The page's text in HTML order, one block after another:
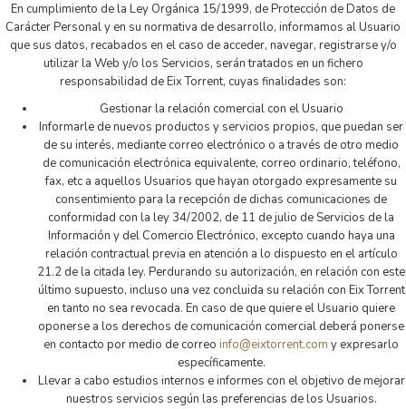
En cumplimiento de la Ley Orgánica 15/1999, de Protección de Datos de
Carácter Personal y en su normativa de desarrollo, informamos al Usuario
que sus datos, recabados en el caso de acceder, navegar, registrarse y/o
utilizar la Web y/o los Servicios, serán tratados en un fichero
responsabilidad de Eix Torrent, cuyas finalidades son:
Gestionar la relación comercial con el Usuario
Informarle de nuevos productos y servicios propios, que puedan ser
de su interés, mediante correo electrónico o a través de otro medio
de comunicación electrónica equivalente, correo ordinario, teléfono,
fax, etc a aquellos Usuarios que hayan otorgado expresamente su
consentimiento para la recepción de dichas comunicaciones de
conformidad con la ley 34/2002, de 11 de julio de Servicios de la
Información y del Comercio Electrónico, excepto cuando haya una
relación contractual previa en atención a lo dispuesto en el artículo
21.2 de la citada ley. Perdurando su autorización, en relación con este
último supuesto, incluso una vez concluida su relación con Eix Torrent
en tanto no sea revocada. En caso de que quiere el Usuario quiere
oponerse a los derechos de comunicación comercial deberá ponerse
en contacto por medio de correo info@eixtorrent.com y expresarlo
específicamente.
Llevar a cabo estudios internos e informes con el objetivo de mejorar
nuestros servicios según las preferencias de los Usuarios.